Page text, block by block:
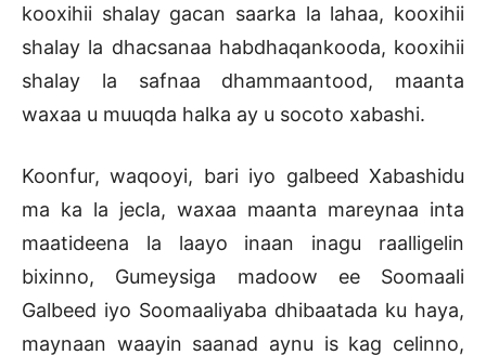
kooxihii shalay gacan saarka la lahaa, kooxihii
shalay la dhacsanaa habdhaqankooda, kooxihii
shalay la safnaa dhammaantood, maanta
waxaa u muuqda halka ay u socoto xabashi.
Koonfur, waqooyi, bari iyo galbeed Xabashidu
ma ka la jecla, waxaa maanta mareynaa inta
maatideena la laayo inaan inagu raalligelin
bixinno, Gumeysiga madoow ee Soomaali
Galbeed iyo Soomaaliyaba dhibaatada ku haya,
maynaan waayin saanad aynu is kag celinno,